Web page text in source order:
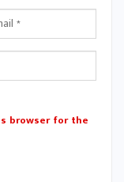
browser for the